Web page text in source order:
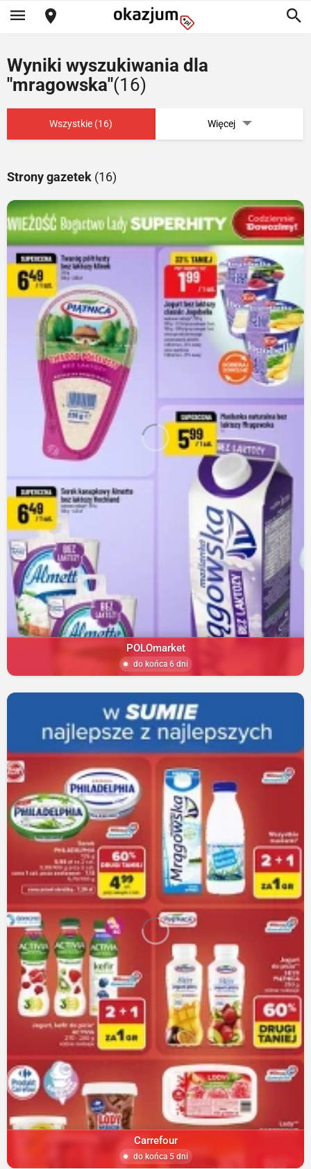
Wyniki wyszukiwania dla
"mragowska"(16)
Wszystkie (16) Więcej
Strony gazetek (16)
POLOmarket
do końca 6 dni
Carrefour
do końca 5 dni